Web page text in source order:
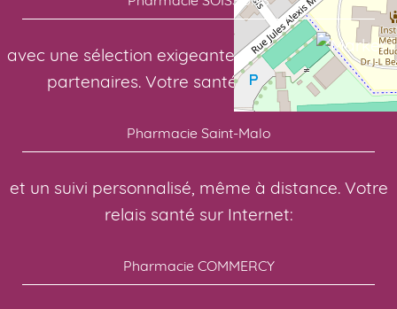
avec une sélection exigeante de nos laboratoires
partenaires. Votre santé, notre priorité:
Pharmacie Saint-Malo
et un suivi personnalisé, même à distance. Votre
relais santé sur Internet:
Pharmacie COMMERCY